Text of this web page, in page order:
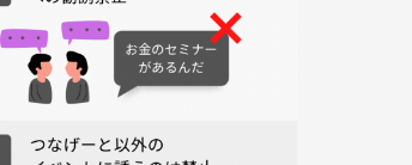
、大歓迎です♪
ンをとり、自己分析に触れる機会を増やしましょう☆